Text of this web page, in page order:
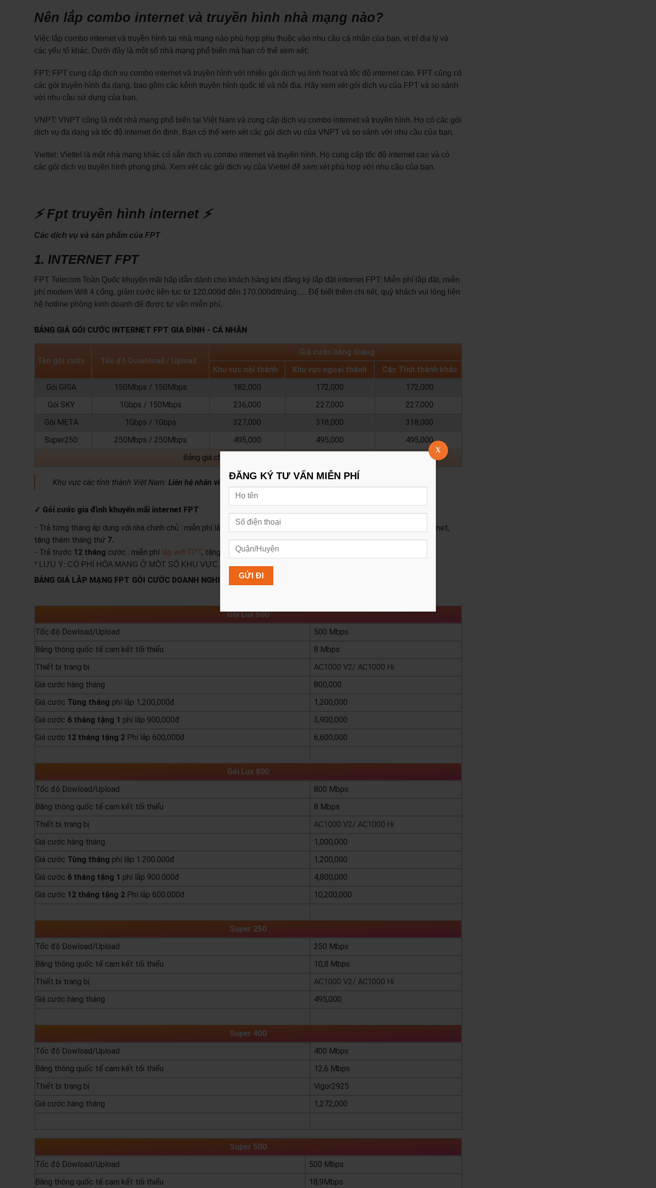
Nên lắp combo internet và truyền hình nhà mạng nào?
Việc lắp combo internet và truyền hình tại nhà mạng nào phù hợp phụ thuộc vào nhu cầu cá nhân của bạn, vị trí địa lý và
các yếu tố khác. Dưới đây là một số nhà mạng phổ biến mà bạn có thể xem xét:
FPT: FPT cung cấp dịch vụ combo internet và truyền hình với nhiều gói dịch vụ linh hoạt và tốc độ internet cao. FPT cũng có
các gói truyền hình đa dạng, bao gồm các kênh truyền hình quốc tế và nội địa. Hãy xem xét gói dịch vụ của FPT và so sánh
với nhu cầu sử dụng của bạn.
VNPT: VNPT cũng là một nhà mạng phổ biến tại Việt Nam và cung cấp dịch vụ combo internet và truyền hình. Họ có các gói
dịch vụ đa dạng và tốc độ internet ổn định. Bạn có thể xem xét các gói dịch vụ của VNPT và so sánh với nhu cầu của bạn.
Viettel: Viettel là một nhà mạng khác có sẵn dịch vụ combo internet và truyền hình. Họ cung cấp tốc độ internet cao và có
các gói dịch vụ truyền hình phong phú. Xem xét các gói dịch vụ của Viettel để xem xét phù hợp với nhu cầu của bạn.
⚡ Fpt truyền hình internet ⚡
Các dịch vụ và sản phẩm của FPT
1. INTERNET FPT
FPT Telecom Toàn Quốc khuyến mãi hấp dẫn dành cho khách hàng khi đăng ký lắp đặt internet FPT: Miễn phí lắp đặt, miễn
phí modem Wifi 4 cổng, giảm cước liên tục từ 120.000đ đến 170.000đ/tháng…. Để biết thêm chi tiết, quý khách vui lòng liên
hệ hotline phòng kinh doanh để được tư vấn miễn phí.
BẢNG GIÁ GÓI CƯỚC INTERNET FPT GIA ĐÌNH - CÁ NHÂN
Tên gói cước Tốc độ Download / Upload
Giá cước hàng tháng
Khu vực nội thành
Khu vực ngoại thành
Các Tỉnh thành khác
Gói GIGA
150Mbps / 150Mbps 182,000 172,000
172,000
Gói SKY
1Gbps / 150Mbps 236,000 227,000
227,000
Gói META
1Gbps / 1Gbps 327,000 318,000
318,000
Super250
250Mbps / 250Mbps 495,000 495,000
495,000
Bảng giá chưa bao gồm thuế VAT 10%
Khu vực các tỉnh thành Việt Nam: Liên hệ nhân viên để được tư vấn ngay.
✓ Gói cước gia đình khuyến mãi internet FPT
- Trả từng tháng áp dụng với nhà chính chủ : miễn phí lắp đặt internet. - Trả trước
cước : miễn phí lắp đặt internet,
tặng thêm tháng thứ7.
- Trả trước 12 tháng cước : miễn phí lắp wifi FPT, tặng 2 tháng cước13, 14 .
* LƯU Ý: CÓ PHÍ HÒA MẠNG Ở MỘT SỐ KHU VỰC.
BẢNG GIÁ LẮP MẠNG FPT GÓI CƯỚC DOANH NGHIỆP - CƠ QUAN - TỔ CHỨC
Gói Lux 500
Tốc độ Dowload/Upload
500 Mbps
Băng thông quốc tế cam kết tối thiểu
8 Mbps
Thiết bị trang bị
AC1000 V2/ AC1000 Hi
Giá cước hàng tháng
800,000
Giá cước Từng tháng phí lắp 1,200,000đ
1,200,000
Giá cước 6 tháng tặng 1 phí lắp 900,000đ
3,900,000
Giá cước 12 tháng tặng 2 Phí lắp 600,000đ 6,600,000
Gói Lux 800
Tốc độ Dowload/Upload
800 Mbps
Băng thông quốc tế cam kết tối thiểu
8 Mbps
Thiết bị trang bị
AC1000 V2/ AC1000 Hi
Giá cước hàng tháng
1,000,000
Giá cước Từng tháng phí lắp 1.200.000đ
1,200,000
Giá cước 6 tháng tặng 1 phí lắp 900.000đ
4,800,000
Giá cước 12 tháng tặng 2 Phí lắp 600.000đ 10,200,000
Super 250
Tốc độ Dowload/Upload
250 Mbps
Băng thông quốc tế cam kết tối thiểu
10,8 Mbps
Thiết bị trang bị
AC1000 V2/ AC1000 Hi
Giá cước hàng tháng
495,000
Super 400
Tốc độ Dowload/Upload
400 Mbps
Băng thông quốc tế cam kết tối thiểu
12,6 Mbps
Thiết bị trang bị
Vigor2925
Giá cước hàng tháng
1,272,000
Super 500
Tốc độ Dowload/Upload
500 Mbps
Băng thông quốc tế cam kết tối thiểu
18,9Mbps
ĐĂNG KÝ TƯ VẤN MIỄN PHÍ
X